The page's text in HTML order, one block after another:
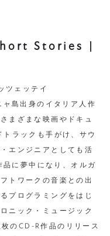
Stories |
ェッテイ
島出身のイタリア人作
まざまな映画やドキュ
ラックも手がけ、サウ
エンジニアとしても活
に夢中になり、オルガ
トワークの音楽との出
プログラミングをはじ
ニック・ミュージック
のCD-R作品のリリース